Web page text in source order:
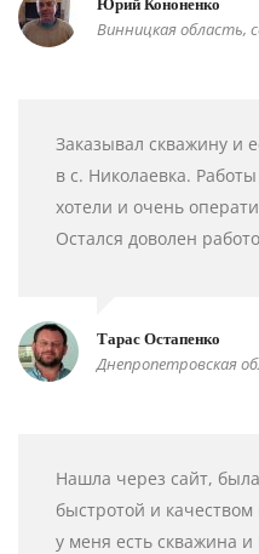
Винницкая область,
Заказывал скважину и
в с. Николаевка.
хотели и очень
Остался доволен
Тарас Остапенко
Днепропетровская
Нашла через сайт,
быстротой и
у меня есть скважина